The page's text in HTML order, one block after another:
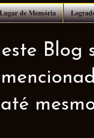
Lugar de Memória
Blog